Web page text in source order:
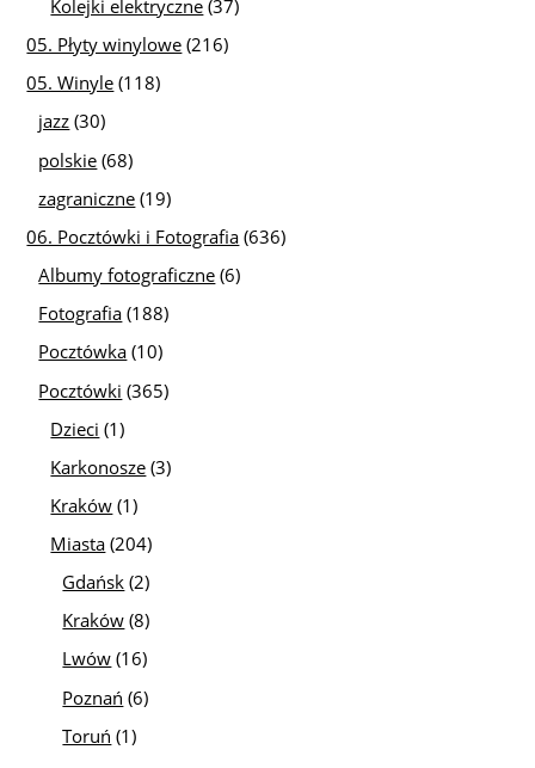
Kolejki elektryczne (37)
05. Płyty winylowe (216)
05. Winyle (118)
jazz (30)
polskie (68)
zagraniczne (19)
06. Pocztówki i Fotografia (636)
Albumy fotograficzne (6)
Fotografia (188)
Pocztówka (10)
Pocztówki (365)
Dzieci (1)
Karkonosze (3)
Kraków (1)
Miasta (204)
Gdańsk (2)
Kraków (8)
Lwów (16)
Poznań (6)
Toruń (1)